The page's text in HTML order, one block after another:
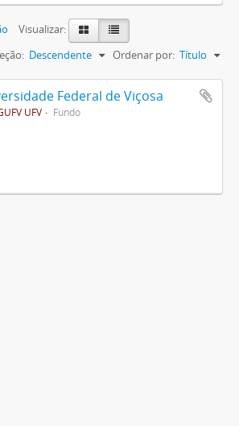
Visualizar:
Ordenar por: Título
Descendente
Federal de Viçosa
UFV Fundo